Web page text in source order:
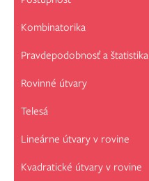
Kombinatorika
Pravdepodobnosť a štatistika
Rovinné útvary
Telesá
Lineárne útvary v rovine
Kvadratické útvary v rovine